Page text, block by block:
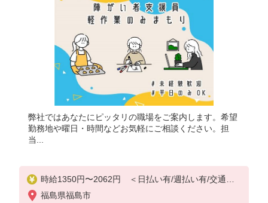
弊社ではあなたにピッタリの職場をご案内します。希望
勤務地や曜日・時間などお気軽にご相談ください。担
当...
時給1350円〜2062円 ＜日払い有/週払い有/交通費
全支給(ガソリン代含む)＞
福島県福島市